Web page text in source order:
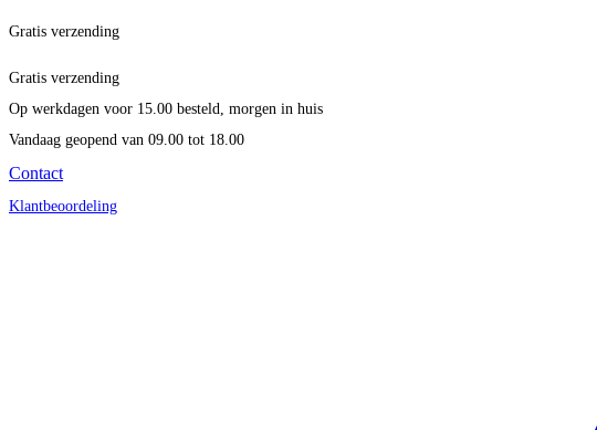
Gratis verzending
Gratis verzending
Op werkdagen voor 15.00 besteld, morgen in huis
Vandaag geopend van 09.00 tot 18.00
Contact
Klantbeoordeling